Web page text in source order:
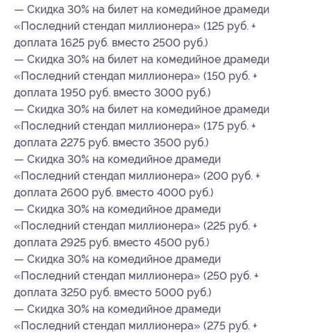
— Скидка 30% на билет на комедийное драмеди
«Последний стендап миллионера» (125 руб. +
доплата 1625 руб. вместо 2500 руб.)
— Скидка 30% на билет на комедийное драмеди
«Последний стендап миллионера» (150 руб. +
доплата 1950 руб. вместо 3000 руб.)
— Скидка 30% на билет на комедийное драмеди
«Последний стендап миллионера» (175 руб. +
доплата 2275 руб. вместо 3500 руб.)
— Скидка 30% на комедийное драмеди
«Последний стендап миллионера» (200 руб. +
доплата 2600 руб. вместо 4000 руб.)
— Скидка 30% на комедийное драмеди
«Последний стендап миллионера» (225 руб. +
доплата 2925 руб. вместо 4500 руб.)
— Скидка 30% на комедийное драмеди
«Последний стендап миллионера» (250 руб. +
доплата 3250 руб. вместо 5000 руб.)
— Скидка 30% на комедийное драмеди
«Последний стендап миллионера» (275 руб. +